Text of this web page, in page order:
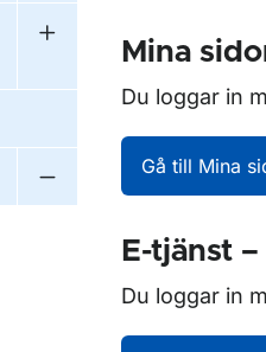
Undermeny för Import
Undermeny för
Mina
Du loggar in
Gå till Mina
E-tjänst
Du loggar in